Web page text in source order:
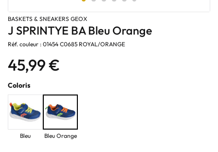
BASKETS & SNEAKERS GEOX
J SPRINTYE BA Bleu Orange
Réf. couleur : 01454 C0685 ROYAL/ORANGE
45,99 €
Coloris
Bleu Bleu Orange